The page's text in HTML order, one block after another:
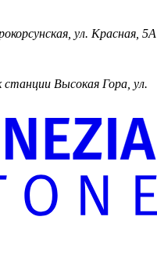
ул. Красная, 5А
станции Высокая Гора, ул.